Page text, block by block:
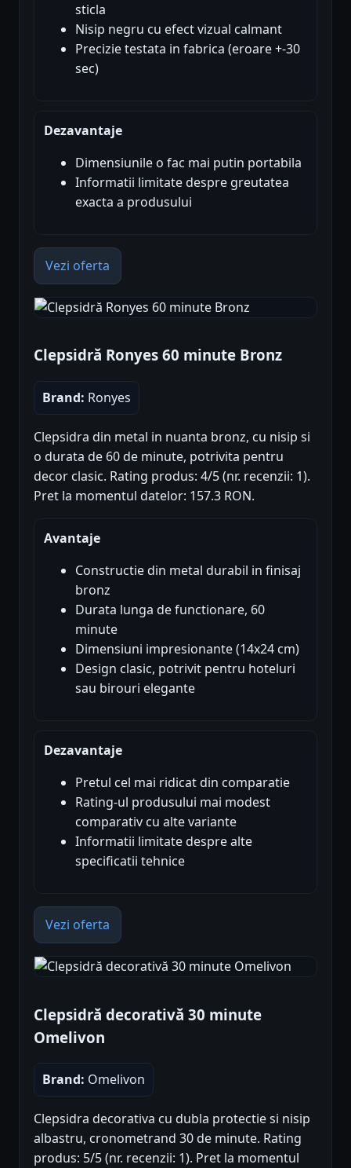
sticla
Nisip negru cu efect vizual calmant
Precizie testata in fabrica (eroare +-30
sec)
Dezavantaje
Dimensiunile o fac mai putin portabila
Informatii limitate despre greutatea
exacta a produsului
Vezi oferta
Clepsidră Ronyes 60 minute Bronz
Brand: Ronyes
Clepsidra din metal in nuanta bronz, cu nisip si
o durata de 60 de minute, potrivita pentru
decor clasic. Rating produs: 4/5 (nr. recenzii: 1).
Pret la momentul datelor: 157.3 RON.
Avantaje
Constructie din metal durabil in finisaj
bronz
Durata lunga de functionare, 60
minute
Dimensiuni impresionante (14x24 cm)
Design clasic, potrivit pentru hoteluri
sau birouri elegante
Dezavantaje
Pretul cel mai ridicat din comparatie
Rating-ul produsului mai modest
comparativ cu alte variante
Informatii limitate despre alte
specificatii tehnice
Vezi oferta
Clepsidră decorativă 30 minute
Omelivon
Brand: Omelivon
Clepsidra decorativa cu dubla protectie si nisip
albastru, cronometrand 30 de minute. Rating
produs: 5/5 (nr. recenzii: 1). Pret la momentul